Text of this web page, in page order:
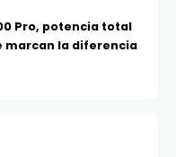
Pro, potencia total
marcan la diferencia